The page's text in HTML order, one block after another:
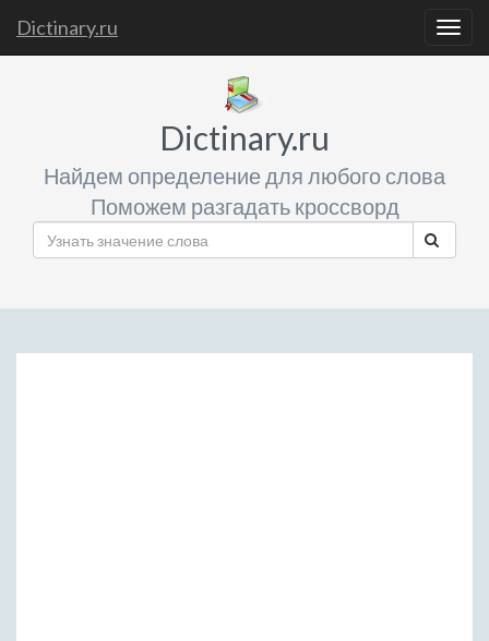
Dictinary.ru
Dictinary.ru
Найдем определение для любого слова
Поможем разгадать кроссворд